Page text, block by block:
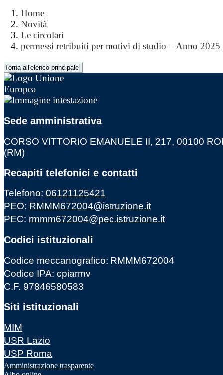
Home
Novità
Le circolari
permessi retribuiti per motivi di studio – Anno 2025
Torna all'elenco principale
Sede amministrativa
CORSO VITTORIO EMANUELE II, 217, 00100
(RM)
Recapiti telefonici e contatti
Telefono: 06121125421
PEO: RMMM672004@istruzione.it
PEC: rmmm672004@pec.istruzione.it
Codici istituzionali
Codice meccanografico: RMMM672004
Codice IPA: cpiarmv
C.F. 97846580583
Siti istituzionali
MIM
USR Lazio
USP Roma
Amministrazione trasparente